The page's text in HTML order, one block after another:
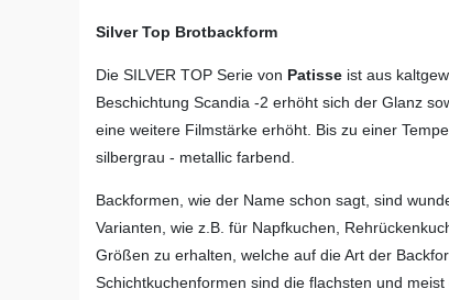
Silver Top Brotbackform
Die SILVER TOP Serie von Patisse ist aus
Beschichtung Scandia -2 erhöht sich der Glanz
eine weitere Filmstärke erhöht. Bis zu einer
silbergrau - metallic farbend.
Backformen, wie der Name schon sagt, sind
Varianten, wie z.B. für Napfkuchen,
Größen zu erhalten, welche auf die Art der
Schichtkuchenformen sind die flachsten und